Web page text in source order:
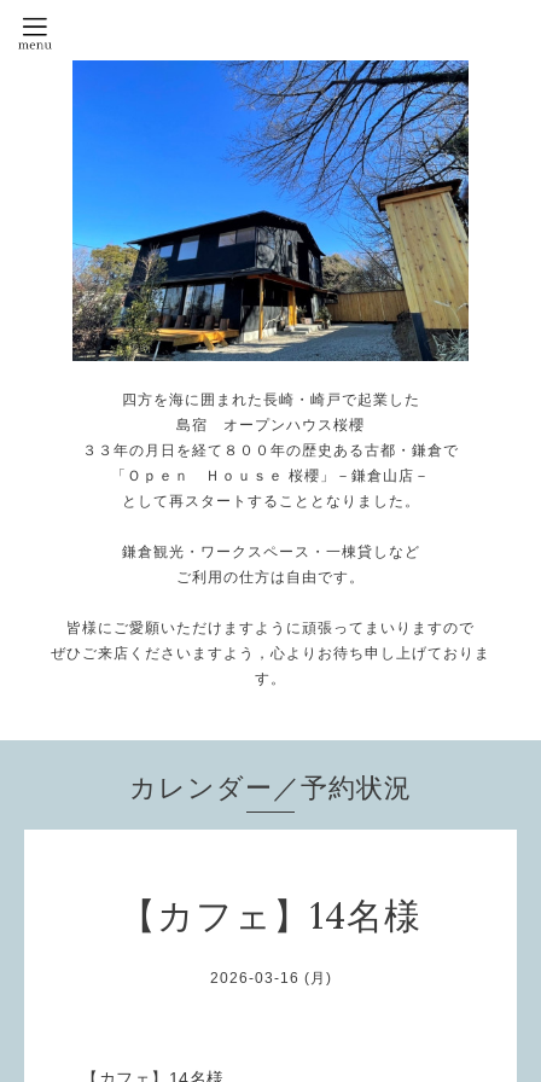
四方を海に囲まれた長崎・崎戸で起業した
島宿 オープンハウス桜櫻
３３年の月日を経て８００年の歴史ある古都・鎌倉で
「Ｏｐｅｎ Ｈｏｕｓｅ 桜櫻」－鎌倉山店－
として再スタートすることとなりました。
鎌倉観光・ワークスペース・一棟貸しなど
ご利用の仕方は自由です。
皆様にご愛願いただけますように頑張ってまいりますので
ぜひご来店くださいますよう，心よりお待ち申し上げておりま
す。
カレンダー／予約状況
【カフェ】14名様
2026-03-16 (月)